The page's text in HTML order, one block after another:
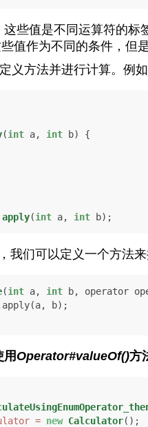
些值是不同运算符的
值作为不同的条件，但
义方法并进行计算。例
(int a, int b)
{
apply(int a, int b) ;
我们可以定义一个方法
(int a, int b, operator
b);
用 Operator#valueOf()方
= new Calculator();